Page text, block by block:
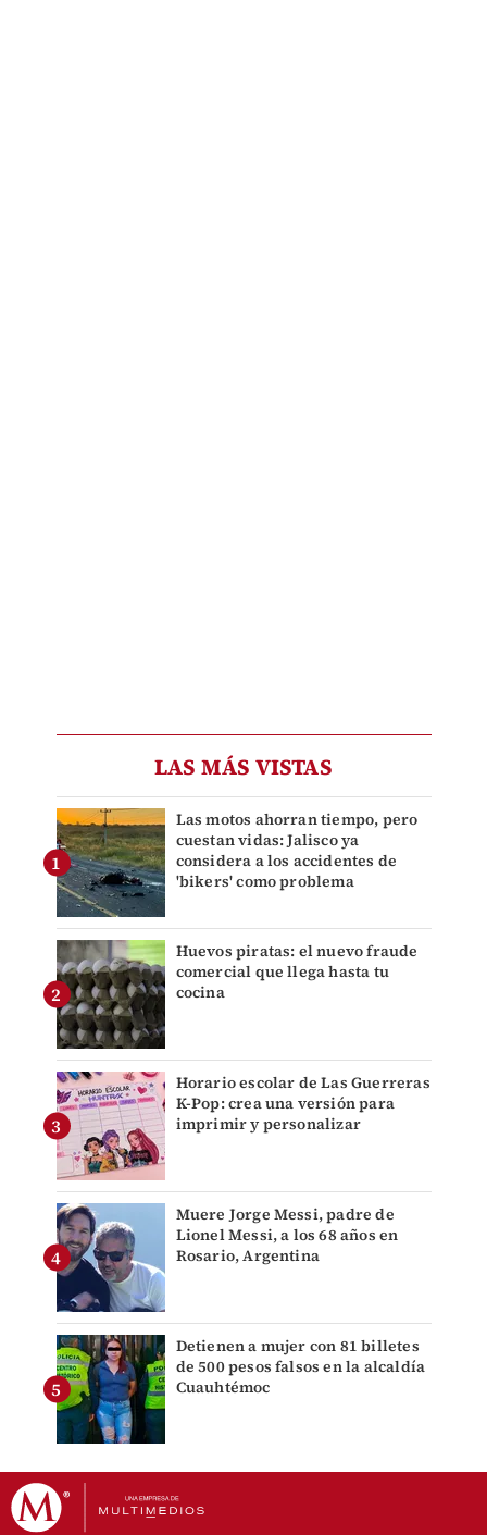
LAS MÁS VISTAS
Las motos ahorran tiempo, pero
cuestan vidas: Jalisco ya
considera a los accidentes de
'bikers' como problema
Huevos piratas: el nuevo fraude
comercial que llega hasta tu
cocina
Horario escolar de Las Guerreras
K-Pop: crea una versión para
imprimir y personalizar
Muere Jorge Messi, padre de
Lionel Messi, a los 68 años en
Rosario, Argentina
Detienen a mujer con 81 billetes
de 500 pesos falsos en la alcaldía
Cuauhtémoc